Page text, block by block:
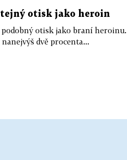
otisk jako heroin
otisk jako braní
dvě procenta...